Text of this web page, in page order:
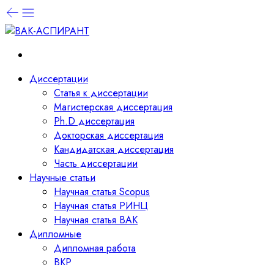
Диссертации
Статья к диссертации
Магистерская диссертация
Ph.D диссертация
Докторская диссертация
Кандидатская диссертация
Часть диссертации
Научные статьи
Научная статья Scopus
Научная статья РИНЦ
Научная статья ВАК
Дипломные
Дипломная работа